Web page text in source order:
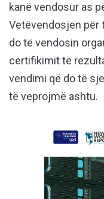
kanë vendosur as
Vetëvendosjen për
do të vendosin
certifikimit të
vendimi që do të
të veprojmë ashtu.